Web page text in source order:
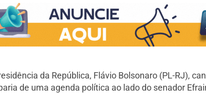
da República, Flávio Bolsonaro (PL-RJ),
de uma agenda política ao lado do senador